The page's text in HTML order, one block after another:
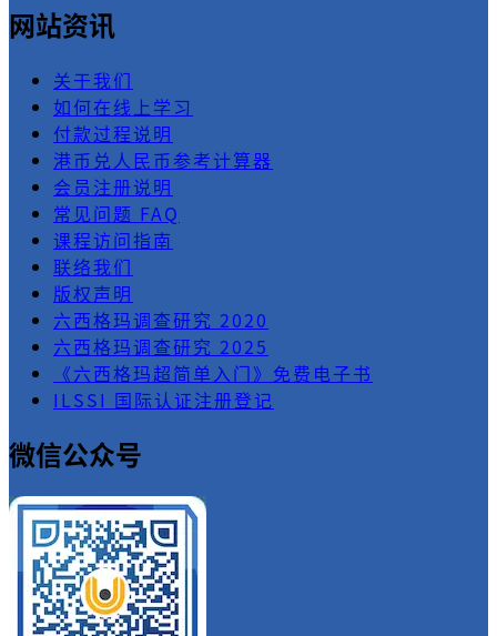
网站资讯
关于我们
如何在线上学习
付款过程说明
港币兑人民币参考计算器
会员注册说明
常见问题 FAQ
课程访问指南
联络我们
版权声明
六西格玛调查研究 2020
六西格玛调查研究 2025
《六西格玛超简单入门》免费电子书
ILSSI 国际认证注册登记
微信公众号